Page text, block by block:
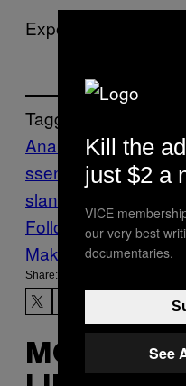
Exportieren wir Brot
Tagged:
Analyse Demokratie
ssen
Food
sland
Follow Us On
Make Us Preferred
Share:
MORE
Kill the
just $2 a
VICE
our very best
documentaries.
See